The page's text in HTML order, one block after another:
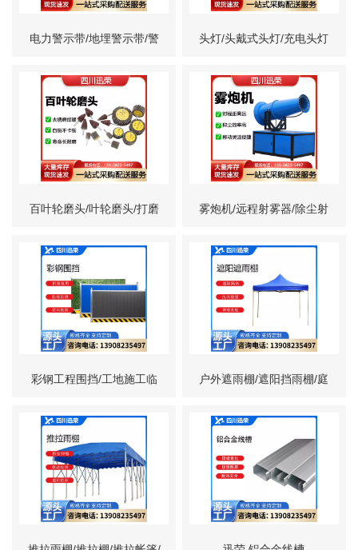
电力警示带/地埋警示带/警
戒带
头灯/头戴式头灯/充电头灯
百叶轮磨头/叶轮磨头/打磨
抛光百叶轮/金属除锈磨头
雾炮机/远程射雾器/除尘射
雾机
彩钢工程围挡/工地施工临
时围墙/工程隔离板
户外遮雨棚/遮阳挡雨棚/庭
院遮阳棚